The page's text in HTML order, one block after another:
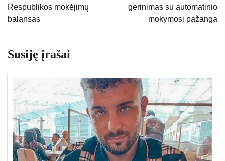
įrašų
Respublikos mokėjimų
balansas
gerinimas su automatinio
mokymosi pažanga
Susiję įrašai